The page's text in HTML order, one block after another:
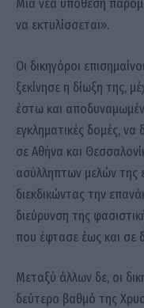
Μία νέα υπόθεση
να εκτυλίσσεται».
Οι δικηγόροι
ξεκίνησε η δίωξη της,
έστω και
εγκληματικές δομές, να
σε Αθήνα και
ασύλληπτων μελών της
διεκδικώντας την
διεύρυνση της
που έφτασε έως και σε
Μεταξύ άλλων δε, οι
δεύτερο βαθμό της